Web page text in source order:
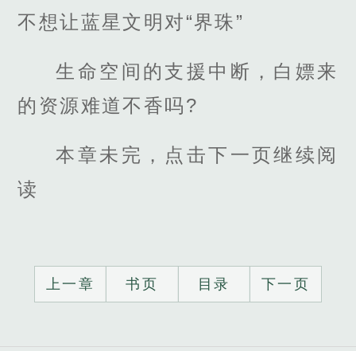
不想让蓝星文明对“界珠”
生命空间的支援中断，白嫖来
的资源难道不香吗?
本章未完，点击下一页继续阅
读
上一章 书页 目录 下一页